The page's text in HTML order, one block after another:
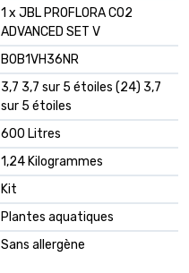
1 x JBL PROFLORA CO2
ADVANCED SET V
B0B1VH36NR
3,7 3,7 sur 5 étoiles (24) 3,7
sur 5 étoiles
600 Litres
1,24 Kilogrammes
Kit
Plantes aquatiques
Sans allergène